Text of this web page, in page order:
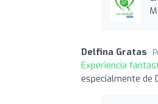
Delfina Gratas
Experiencia
especialmente de